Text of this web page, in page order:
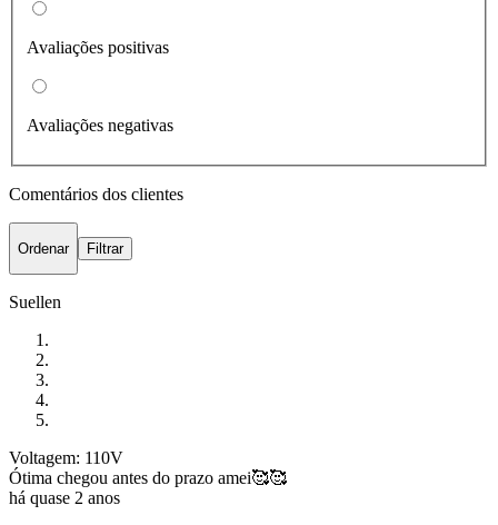
Avaliações positivas
Avaliações negativas
Comentários dos clientes
Ordenar Filtrar
Suellen
Voltagem: 110V
Ótima chegou antes do prazo amei🥰🥰
há quase 2 anos